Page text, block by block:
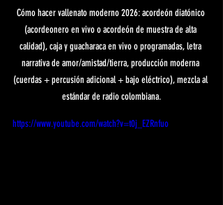
Cómo hacer vallenato moderno 2026: acordeón diatónico
(acordeonero en vivo o acordeón de muestra de alta
calidad), caja y guacharaca en vivo o programadas, letra
narrativa de amor/amistad/tierra, producción moderna
(cuerdas + percusión adicional + bajo eléctrico), mezcla al
estándar de radio colombiana.
https://www.youtube.com/watch?v=t0j_EZRnfuo